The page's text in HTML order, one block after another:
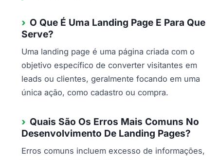
O Que É Uma Landing Page E Para Que
Serve?
Uma landing page é uma página criada com o
objetivo específico de converter visitantes em
leads ou clientes, geralmente focando em uma
única ação, como cadastro ou compra.
Quais São Os Erros Mais Comuns No
Desenvolvimento De Landing Pages?
Erros comuns incluem excesso de informações,